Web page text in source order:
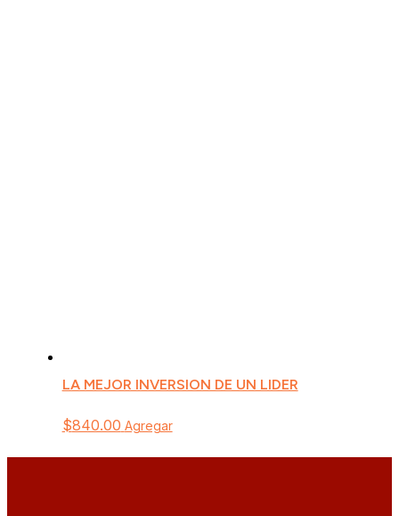
LA MEJOR INVERSION DE UN LIDER
$840.00 Agregar